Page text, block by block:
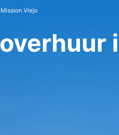
Mission Viejo